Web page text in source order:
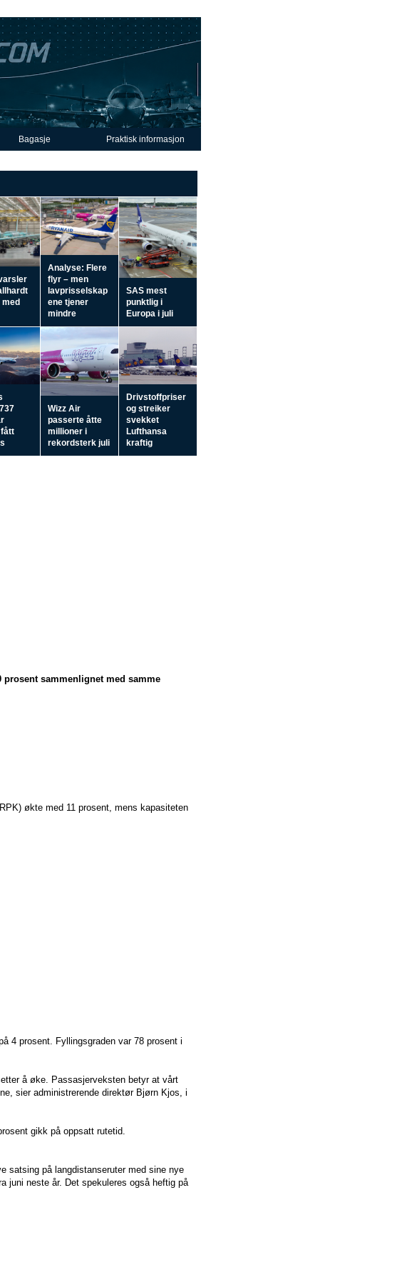
Bagasje Praktisk informasjon
med
Analyse: Flere
flyr – men
lavprisselskap
ene tjener
mindre
SAS mest
punktlig i
Europa i juli
fått
Wizz Air
passerte åtte
millioner i
rekordsterk juli
Drivstoffpriser
og streiker
svekket
Lufthansa
kraftig
prosent sammenlignet med samme
økte med 11 prosent, mens kapasiteten
4 prosent. Fyllingsgraden var 78 prosent i
å øke. Passasjerveksten betyr at vårt
sier administrerende direktør Bjørn Kjos, i
gikk på oppsatt rutetid.
satsing på langdistanseruter med sine nye
juni neste år. Det spekuleres også heftig på